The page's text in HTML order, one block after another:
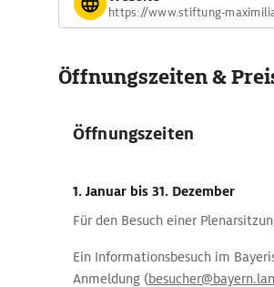
Panoramaaussichten über Teile
https://www.stiftung-
Öffnungszeiten &
Öffnungszeiten
1. Januar bis 31. Dezember
Für den Besuch einer
Ein Informationsbesuch im
Anmeldung (